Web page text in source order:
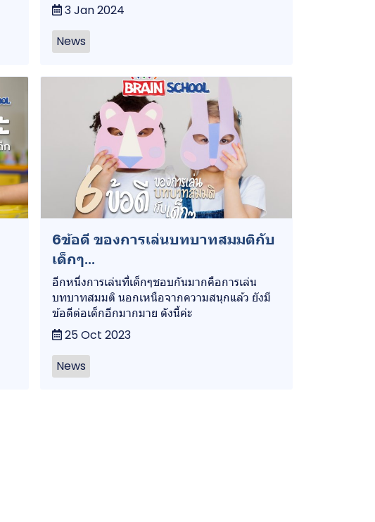
3 Jan 2024
News
6ข้อดี ของการเล่นบทบาทสมมติกับ
เด็กๆ...
อีกหนึ่งการเล่นที่เด็กๆชอบกันมากคือการเล่น
บทบาทสมมติ นอกเหนือจากความสนุกแล้ว ยังมี
ข้อดีต่อเด็กอีกมากมาย ดังนี้ค่ะ
25 Oct 2023
News